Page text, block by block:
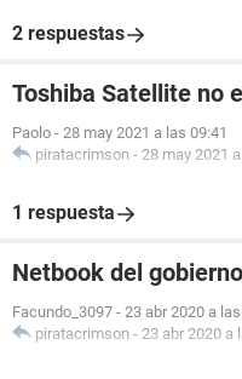
2 respuestas
Toshiba Satellite no
Paolo - 28 may 2021 a las 09:41
piratacrimson - 28 may 2021
1 respuesta
Netbook del
Facundo_3097 - 23 abr 2020 a
piratacrimson - 23 abr 2020 a